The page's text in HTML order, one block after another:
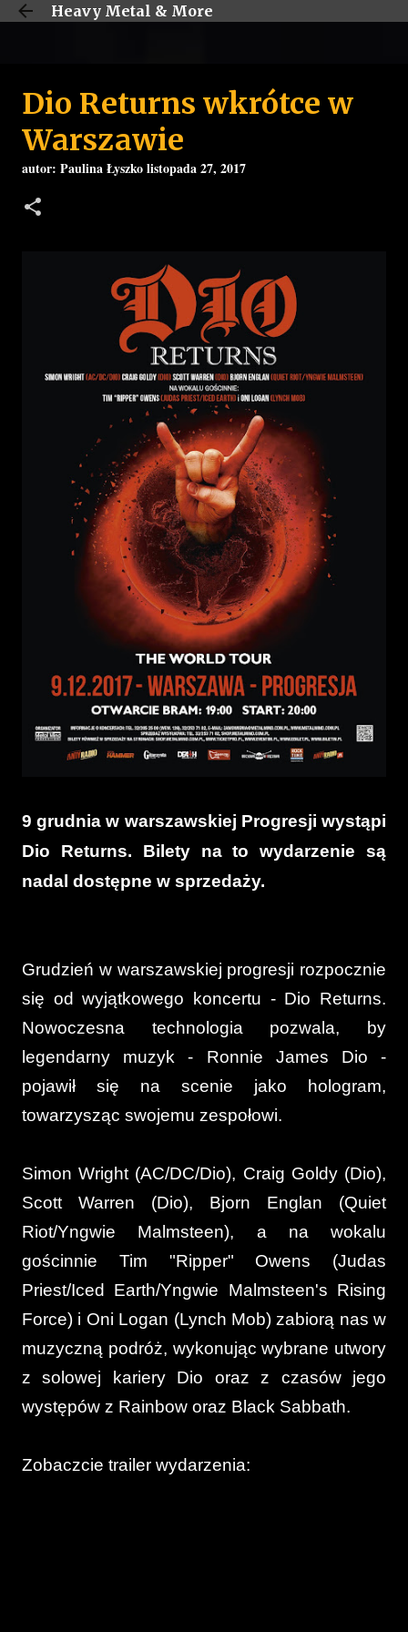
Przejdź do głównej zawartości
Heavy Metal & More
Dio Returns wkrótce w
Warszawie
autor: Paulina Łyszkolistopada 27, 2017
9 grudnia w warszawskiej Progresji wystąpi
Dio Returns. Bilety na to wydarzenie są
nadal dostępne w sprzedaży.
Grudzień w warszawskiej progresji rozpocznie
się od wyjątkowego koncertu - Dio Returns.
Nowoczesna technologia pozwala, by
legendarny muzyk - Ronnie James Dio -
pojawił się na scenie jako hologram,
towarzysząc swojemu zespołowi.
Simon Wright (AC/DC/Dio), Craig Goldy (Dio),
Scott Warren (Dio), Bjorn Englan (Quiet
Riot/Yngwie Malmsteen), a na wokalu
gościnnie Tim "Ripper" Owens (Judas
Priest/Iced Earth/Yngwie Malmsteen's Rising
Force) i Oni Logan (Lynch Mob) zabiorą nas w
muzyczną podróż, wykonując wybrane utwory
z solowej kariery Dio oraz z czasów jego
występów z Rainbow oraz Black Sabbath.
Zobaczcie trailer wydarzenia: